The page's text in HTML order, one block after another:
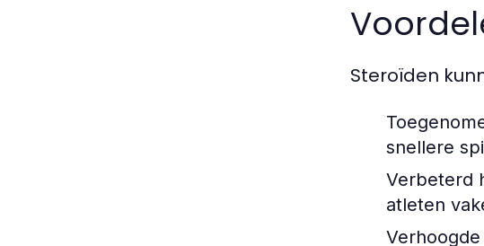
Steroïden
snellere
Verbeterd
atleten